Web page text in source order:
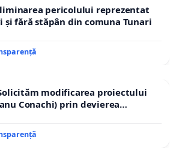
pericolului reprezentat
și fără stăpân din comuna Tunari
modificarea proiectului
Conachi) prin devierea
localităților!